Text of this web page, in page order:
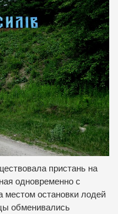
пристань на
одновременно с
остановки лодей
обменивались